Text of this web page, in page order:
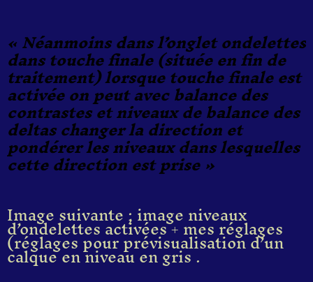
« Néanmoins dans l’onglet ondelettes
dans touche finale (située en fin de
traitement) lorsque touche finale est
activée on peut avec balance des
contrastes et niveaux de balance des
deltas changer la direction et
pondérer les niveaux dans lesquelles
cette direction est prise »
Image suivante ; image niveaux
d’ondelettes activées + mes réglages
(réglages pour prévisualisation d’un
calque en niveau en gris .